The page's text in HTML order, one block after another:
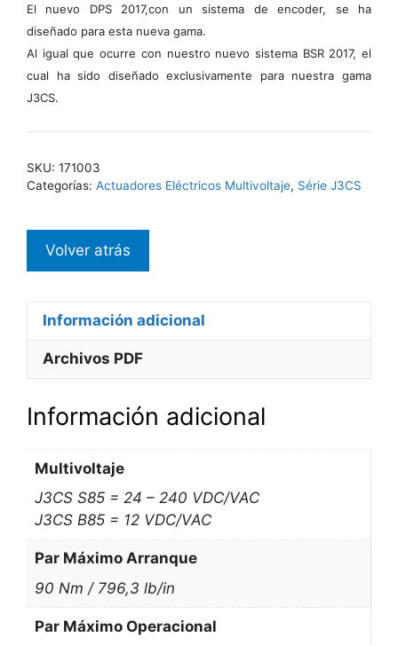
El nuevo DPS 2017,con un sistema de encoder, se ha
diseñado para esta nueva gama.
Al igual que ocurre con nuestro nuevo sistema BSR 2017, el
cual ha sido diseñado exclusivamente para nuestra gama
J3CS.
SKU: 171003
Categorías: Actuadores Eléctricos Multivoltaje, Série J3CS
Información adicional
Archivos PDF
Información adicional
Multivoltaje
J3CS S85 = 24 – 240 VDC/VAC
J3CS B85 = 12 VDC/VAC
Par Máximo Arranque
90 Nm / 796,3 lb/in
Par Máximo Operacional